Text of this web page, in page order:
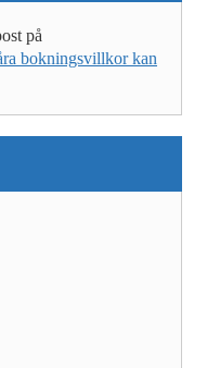
på
bokningsvillkor kan